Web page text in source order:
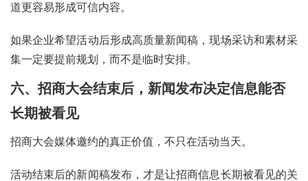
道更容易形成可信内容。
如果企业希望活动后形成高质量新闻稿，现场采访和素材采
集一定要提前规划，而不是临时安排。
六、招商大会结束后，新闻发布决定信息能否
长期被看见
招商大会媒体邀约的真正价值，不只在活动当天。
活动结束后的新闻稿发布，才是让招商信息长期被看见的关